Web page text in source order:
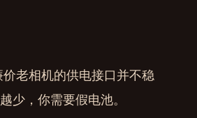
老相机的供电接口并不稳
少，你需要假电池。